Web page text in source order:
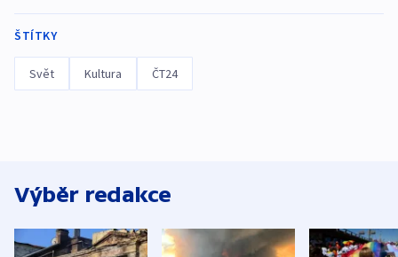
ŠTÍTKY
Svět Kultura ČT24
Výběr redakce